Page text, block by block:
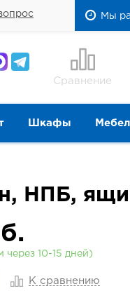
Мы
Сравнение
Шкафы
НПБ,
через 10-15 дней)
К сравнению